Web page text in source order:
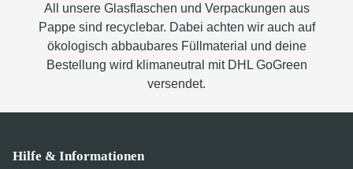
All unsere Glasflaschen und Verpackungen aus
Pappe sind recyclebar. Dabei achten wir auch auf
ökologisch abbaubares Füllmaterial und deine
Bestellung wird klimaneutral mit DHL GoGreen
versendet.
Hilfe & Informationen